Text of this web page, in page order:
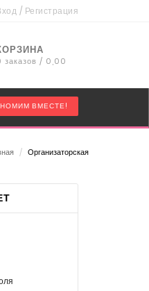
/ Регистрация
заказов / 0,00
ВМЕСТЕ!
/ Организаторская